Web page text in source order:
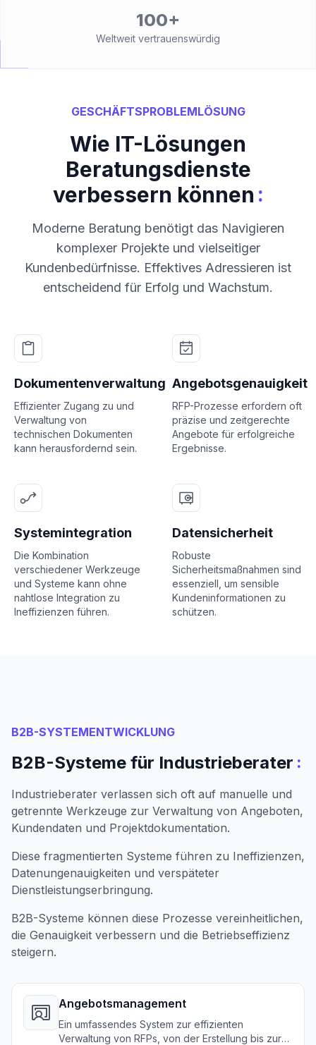
100+
Weltweit vertrauenswürdig
GESCHÄFTSPROBLEMLÖSUNG
Wie IT-Lösungen
Beratungsdienste
verbessern können :
Moderne Beratung benötigt das Navigieren
komplexer Projekte und vielseitiger
Kundenbedürfnisse. Effektives Adressieren ist
entscheidend für Erfolg und Wachstum.
Dokumentenverwaltung
Effizienter Zugang zu und
Verwaltung von
technischen Dokumenten
kann herausfordernd sein.
Angebotsgenauigkeit
RFP-Prozesse erfordern oft
präzise und zeitgerechte
Angebote für erfolgreiche
Ergebnisse.
Systemintegration
Die Kombination
verschiedener Werkzeuge
und Systeme kann ohne
nahtlose Integration zu
Ineffizienzen führen.
Datensicherheit
Robuste
Sicherheitsmaßnahmen sind
essenziell, um sensible
Kundeninformationen zu
schützen.
B2B-SYSTEMENTWICKLUNG
B2B-Systeme für Industrieberater :
Industrieberater verlassen sich oft auf manuelle und
getrennte Werkzeuge zur Verwaltung von Angeboten,
Kundendaten und Projektdokumentation.
Diese fragmentierten Systeme führen zu Ineffizienzen,
Datenungenauigkeiten und verspäteter
Dienstleistungserbringung.
B2B-Systeme können diese Prozesse vereinheitlichen,
die Genauigkeit verbessern und die Betriebseffizienz
steigern.
Angebotsmanagement
Ein umfassendes System zur effizienten
Verwaltung von RFPs, von der Erstellung bis zur